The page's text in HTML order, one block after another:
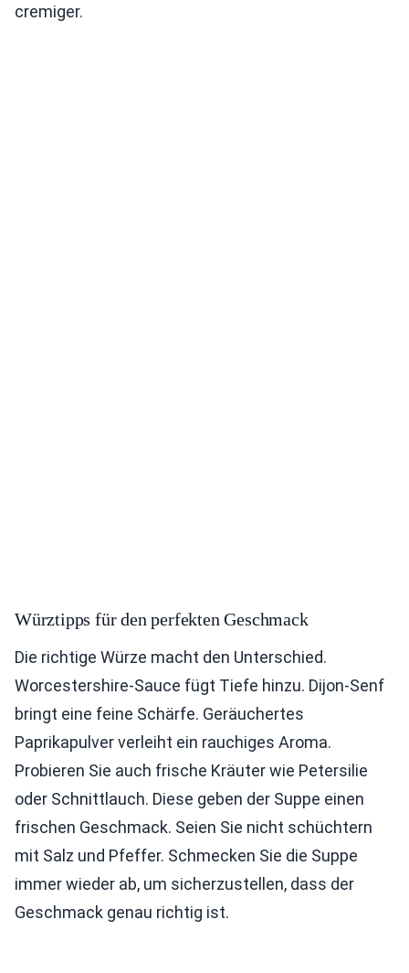
cremiger.
Würztipps für den perfekten Geschmack
Die richtige Würze macht den Unterschied.
Worcestershire-Sauce fügt Tiefe hinzu. Dijon-Senf
bringt eine feine Schärfe. Geräuchertes
Paprikapulver verleiht ein rauchiges Aroma.
Probieren Sie auch frische Kräuter wie Petersilie
oder Schnittlauch. Diese geben der Suppe einen
frischen Geschmack. Seien Sie nicht schüchtern
mit Salz und Pfeffer. Schmecken Sie die Suppe
immer wieder ab, um sicherzustellen, dass der
Geschmack genau richtig ist.